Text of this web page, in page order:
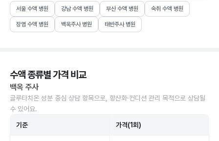
서울 수액 병원 강남 수액 병원 부산 수액 병원 숙취 수액 병원
장염 수액 병원 백옥주사 병원 태반주사 병원
수액 종류별 가격 비교
백옥 주사
글루타치온 성분 중심 상담 항목으로, 항산화·컨디션 관리 목적으로 상담될
수 있어요.
기준 가격(1회)